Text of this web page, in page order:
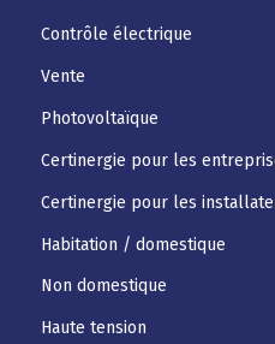
Contrôle électrique
Vente
Photovoltaïque
Certinergie pour les
Certinergie pour les
Habitation / domestique
Non domestique
Haute tension